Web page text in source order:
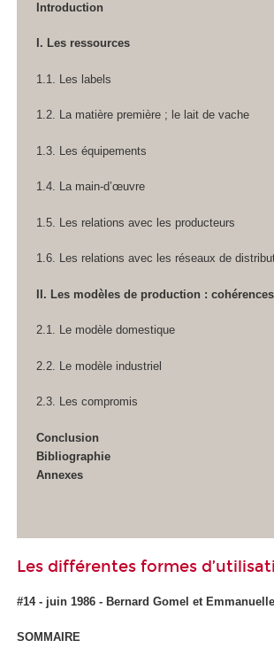
Introduction
I. Les ressources
1.1. Les labels
1.2. La matière première ; le lait de vache
1.3. Les équipements
1.4. La main-d’œuvre
1.5. Les relations avec les producteurs
1.6. Les relations avec les réseaux de
II. Les modèles de production :
2.1. Le modèle domestique
2.2. Le modèle industriel
2.3. Les compromis
Conclusion
Bibliographie
Annexes
Les différentes formes
#14 - juin 1986 - Bernard Gomel et
SOMMAIRE